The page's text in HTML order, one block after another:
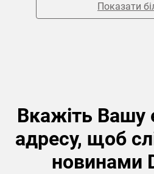
Показати
Вкажіть Вашу
адресу, щоб
новинами